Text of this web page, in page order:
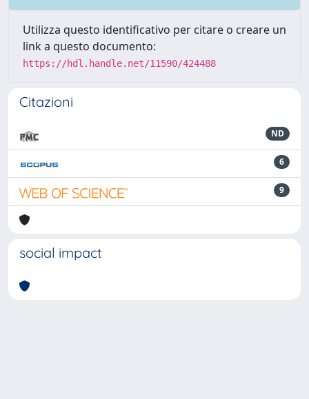
Utilizza questo identificativo per citare o creare un
link a questo documento:
https://hdl.handle.net/11590/424488
Citazioni
ND
6
9
social impact